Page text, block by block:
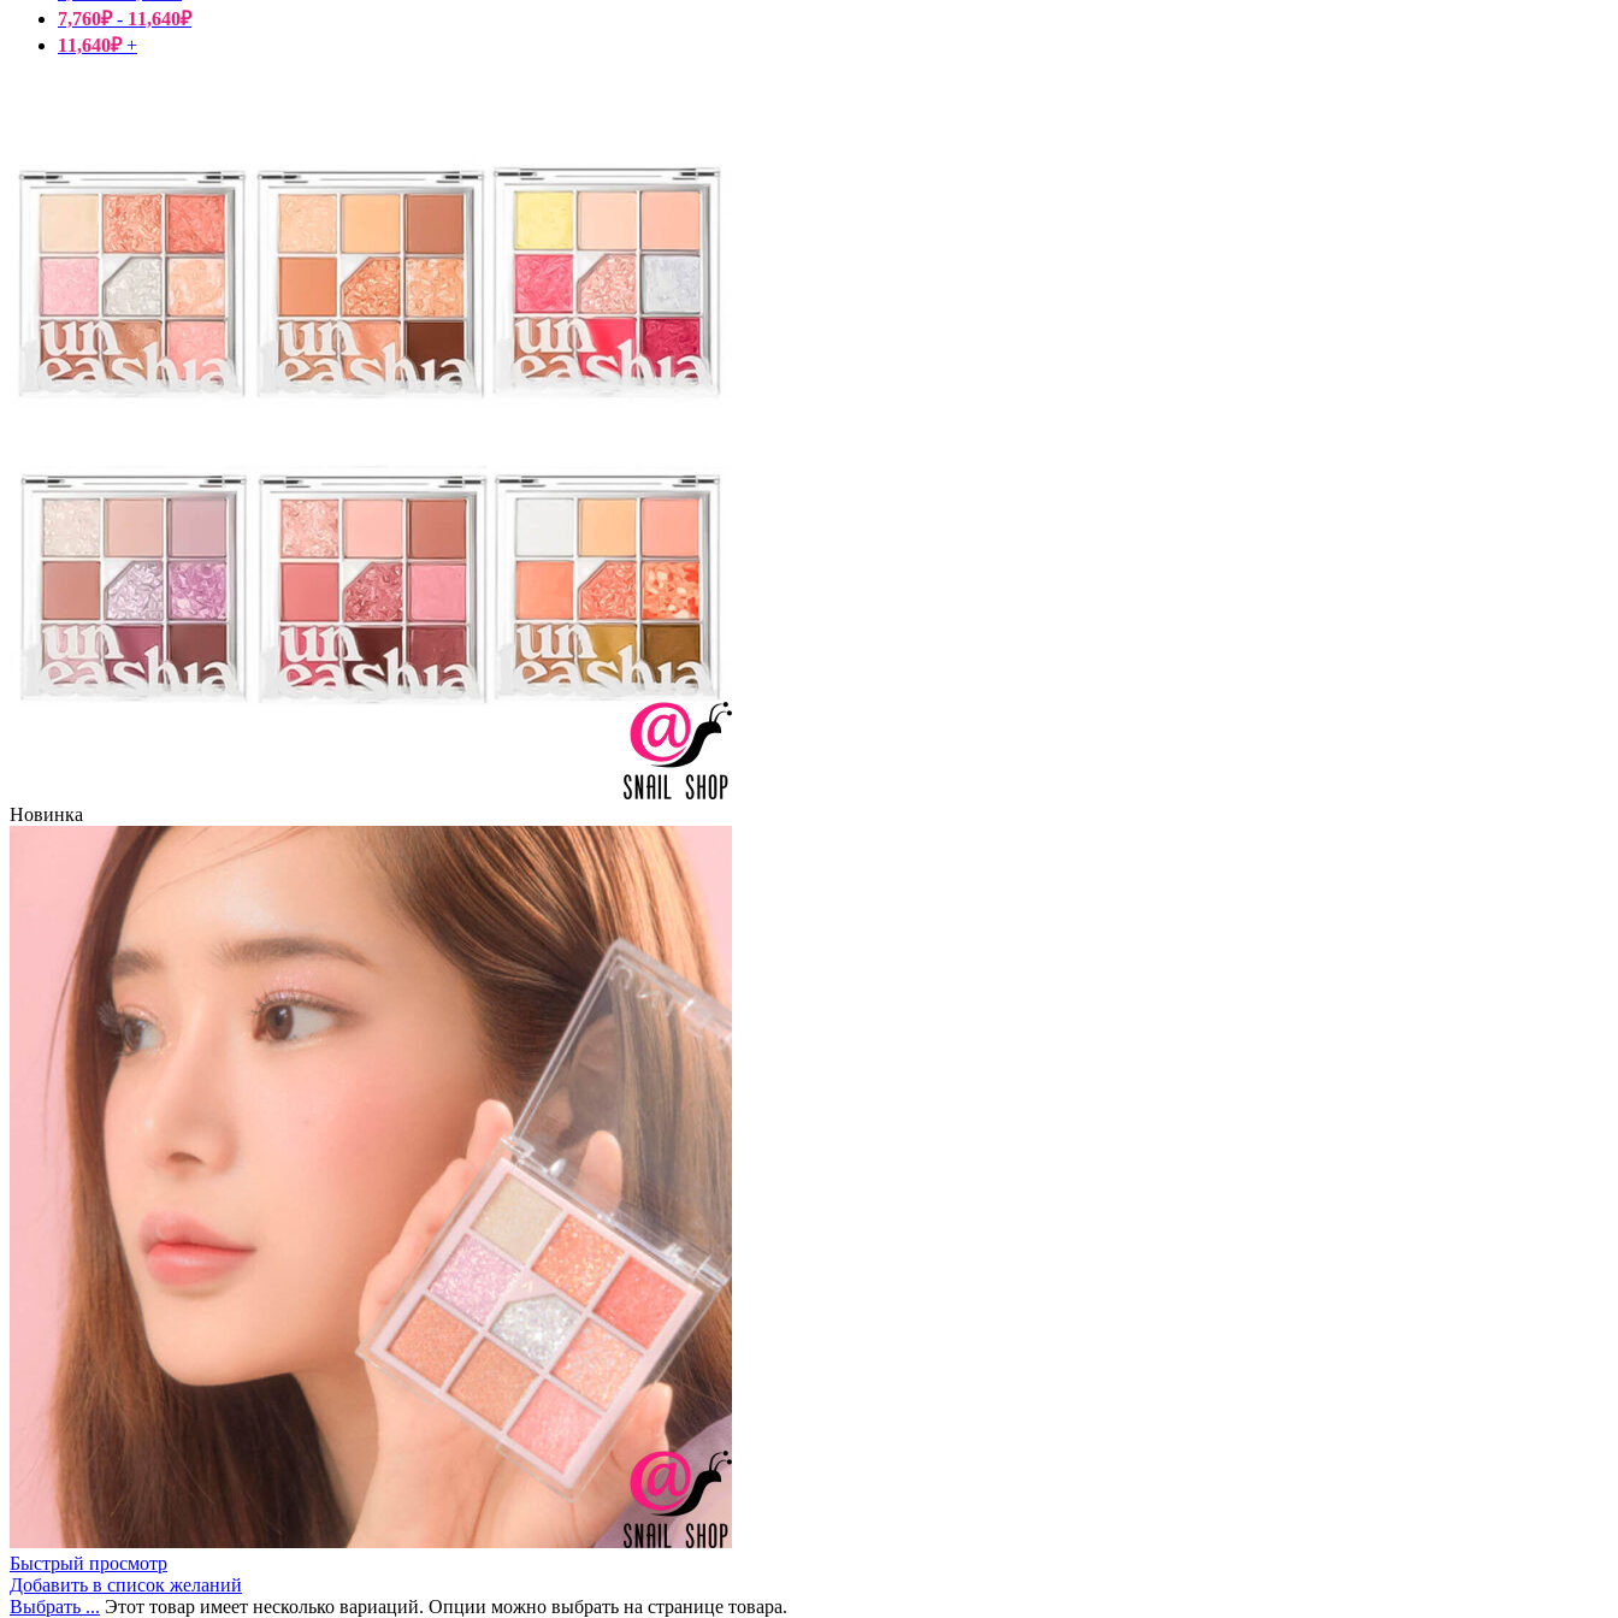
Пищевые добавки
Бытовая химия
7,760₽- 11,640₽
11,640₽+
Новинка
Быстрый просмотр
Добавить в список желаний
Выбрать ... Этот товар имеет несколько вариаций. Опции можно выбрать на странице товара.